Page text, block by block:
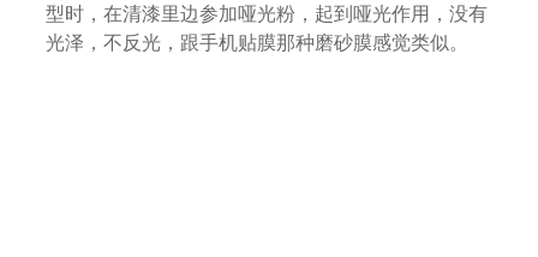
型时，在清漆里边参加哑光粉，起到哑光作用，没有
光泽，不反光，跟手机贴膜那种磨砂膜感觉类似。